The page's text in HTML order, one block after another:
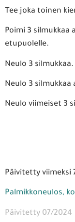
Tee joka toinen
Poimi 3 silmukkaa
etupuolelle.
Neulo 3 silmukkaa.
Neulo 3 silmukkaa
Neulo viimeiset 3
Päivitetty viimeksi
Palmikkoneulos,
Päivitetty 07/2024